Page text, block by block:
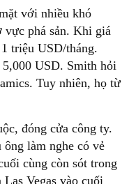
với nhiều khó
vực phá sản. Khi giá
triệu USD/tháng.
USD. Smith hỏi
Tuy nhiên, họ từ
đóng cửa công ty.
làm nghe có vẻ
cùng còn sót trong
Vegas vào cuối